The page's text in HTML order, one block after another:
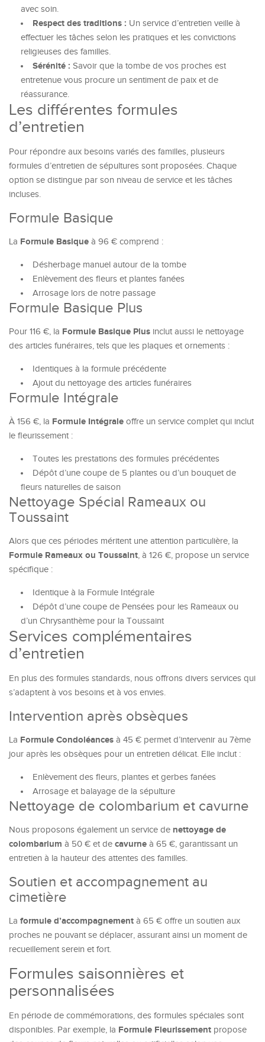
avec soin.
Respect des traditions : Un service d’entretien veille à
effectuer les tâches selon les pratiques et les convictions
religieuses des familles.
Sérénité : Savoir que la tombe de vos proches est
entretenue vous procure un sentiment de paix et de
réassurance.
Les différentes formules
d’entretien
Pour répondre aux besoins variés des familles, plusieurs
formules d’entretien de sépultures sont proposées. Chaque
option se distingue par son niveau de service et les tâches
incluses.
Formule Basique
La Formule Basique à 96 € comprend :
Désherbage manuel autour de la tombe
Enlèvement des fleurs et plantes fanées
Arrosage lors de notre passage
Formule Basique Plus
Pour 116 €, la Formule Basique Plus inclut aussi le nettoyage
des articles funéraires, tels que les plaques et ornements :
Identiques à la formule précédente
Ajout du nettoyage des articles funéraires
Formule Intégrale
À 156 €, la Formule Intégrale offre un service complet qui inclut
le fleurissement :
Toutes les prestations des formules précédentes
Dépôt d’une coupe de 5 plantes ou d’un bouquet de
fleurs naturelles de saison
Nettoyage Spécial Rameaux ou
Toussaint
Alors que ces périodes méritent une attention particulière, la
Formule Rameaux ou Toussaint, à 126 €, propose un service
spécifique :
Identique à la Formule Intégrale
Dépôt d’une coupe de Pensées pour les Rameaux ou
d’un Chrysanthème pour la Toussaint
Services complémentaires
d’entretien
En plus des formules standards, nous offrons divers services qui
s’adaptent à vos besoins et à vos envies.
Intervention après obsèques
La Formule Condoléances à 45 € permet d’intervenir au 7ème
jour après les obsèques pour un entretien délicat. Elle inclut :
Enlèvement des fleurs, plantes et gerbes fanées
Arrosage et balayage de la sépulture
Nettoyage de colombarium et cavurne
Nous proposons également un service de nettoyage de
colombarium à 50 € et de cavurne à 65 €, garantissant un
entretien à la hauteur des attentes des familles.
Soutien et accompagnement au
cimetière
La formule d’accompagnement à 65 € offre un soutien aux
proches ne pouvant se déplacer, assurant ainsi un moment de
recueillement serein et fort.
Formules saisonnières et
personnalisées
En période de commémorations, des formules spéciales sont
disponibles. Par exemple, la Formule Fleurissement propose